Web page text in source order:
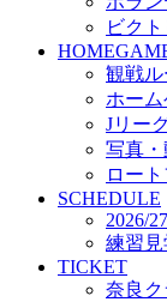
2026/
サポー
GOODS
オフィ
オン
ACADEMY
アカ
プロ
コーチ
ジュニ
ジュニ
ユース
ビク
観戦
ホー
Jリー
写真
ロー
SCHEDULE
2026/27
練習
TICKET
奈良ク